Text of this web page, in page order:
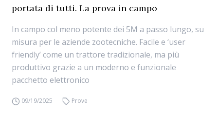
portata di tutti. La prova in campo
In campo col meno potente dei 5M a passo lungo, su
misura per le aziende zootecniche. Facile e ‘user
friendly’ come un trattore tradizionale, ma più
produttivo grazie a un moderno e funzionale
pacchetto elettronico
09/19/2025 Prove